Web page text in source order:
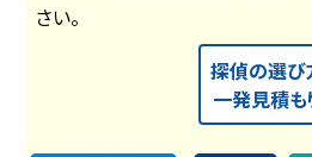
さい。
探偵の選び
一発見積も